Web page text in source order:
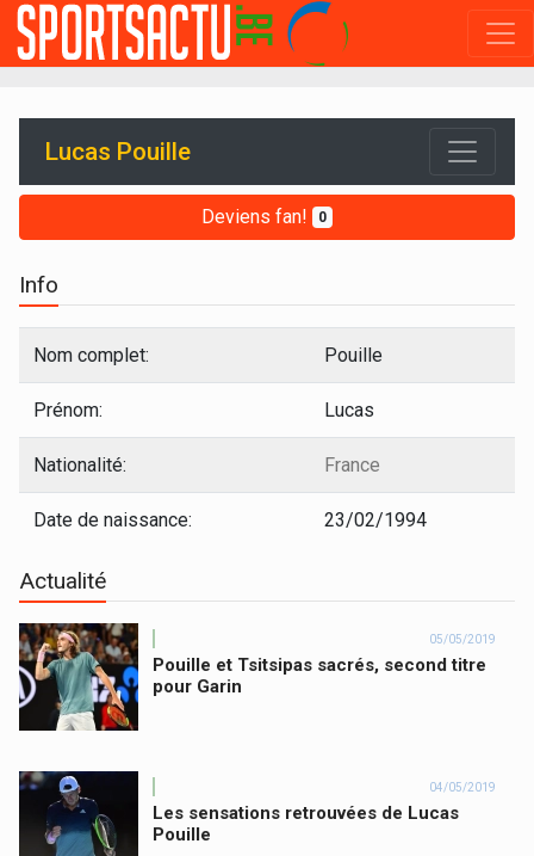
Lucas Pouille
Deviens fan! 0
Info
Nom complet: Pouille
Prénom: Lucas
Nationalité: France
Date de naissance: 23/02/1994
Actualité
05/05/2019
Pouille et Tsitsipas sacrés, second titre
pour Garin
04/05/2019
Les sensations retrouvées de Lucas
Pouille